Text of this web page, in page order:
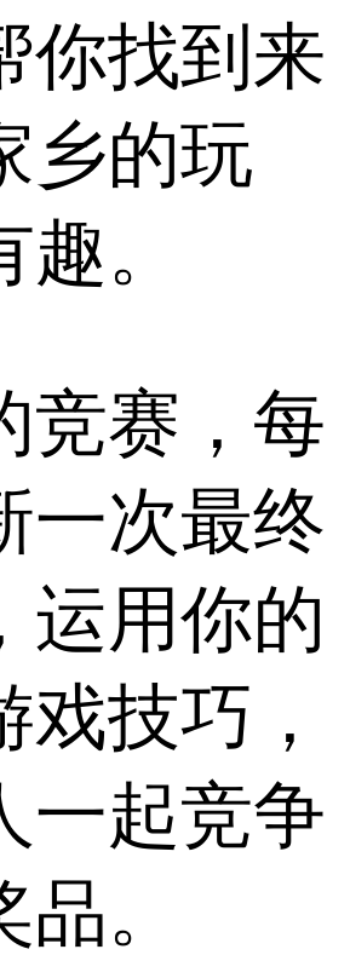
你找到来
乡的玩
。
竞赛，每
一次最终
运用你的
戏技巧，
一起竞争
。